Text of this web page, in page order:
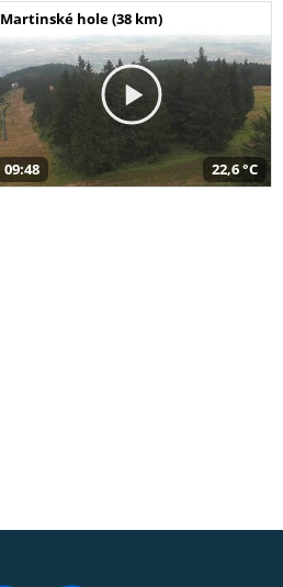
Martinské hole (38 km)
09:48 22,6 °C